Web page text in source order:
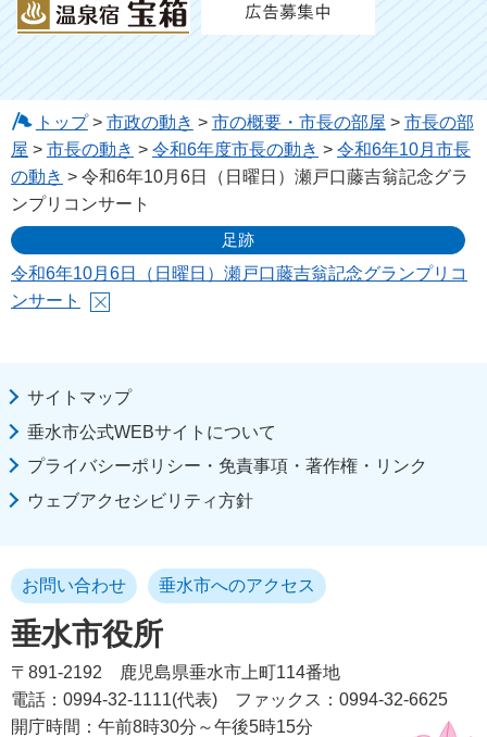
トップ> 市政の動き > 市の概要・市長の部屋 > 市長の部
屋 > 市長の動き > 令和6年度市長の動き > 令和6年10月市長
の動き > 令和6年10月6日（日曜日）瀬戸口藤吉翁記念グラ
ンプリコンサート
足跡
令和6年10月6日（日曜日）瀬戸口藤吉翁記念グランプリコ
ンサート
サイトマップ
垂水市公式WEBサイトについて
プライバシーポリシー・免責事項・著作権・リンク
ウェブアクセシビリティ方針
垂水市役所
お問い合わせ 垂水市へのアクセス
〒891-2192
鹿児島県垂水市上町114番地
電話：0994-32-1111(代表)
ファックス：0994-32-6625
開庁時間：午前8時30分～午後5時15分